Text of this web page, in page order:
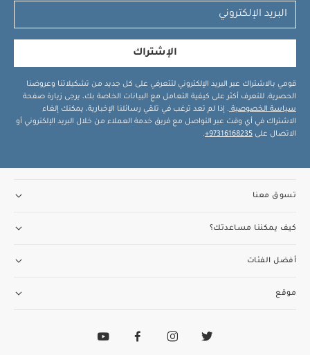
الإشتراك
قومي بالاشتراك عبر البريد الإلكتروني لتتعرفي على كل جديد من تشكيلاتنا وعروضنا
الحصرية. للتعرف أكثر على كيفية التعامل مع البيانات الخاصة بك، يرجى زيارة صفحة
سياسة الخصوصية . إذا لم تعد ترغب في تلقي رسائلنا الإخبارية، يمكنك إلغاء
الاشتراك في أي وقت عبر التواصل مع فريق خدمة العملاء من خلال البريد الإلكتروني أو
الاتصال على 97316168235+
.
تسوق معنا
كيف يمكننا مساعدتك؟
أفضل الفئات
موقع